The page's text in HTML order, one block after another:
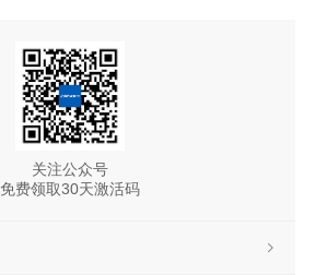
关注公众号
免费领取30天激活码